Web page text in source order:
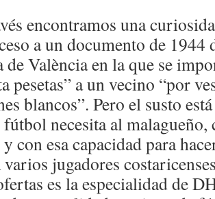
encontramos una
a un documento de 1944
de València en la que se
pesetas” a un vecino “por
blancos”. Pero el susto
necesita al malagueño,
con esa capacidad para
varios jugadores
es la especialidad de